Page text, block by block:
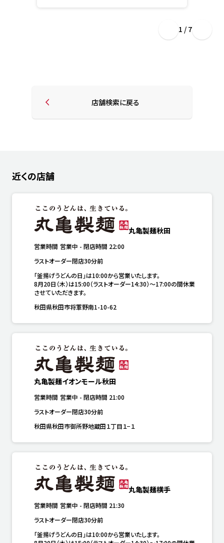
1 / 7
店舗検索に戻る
近くの店舗
丸亀製麺秋田
営業時間 営業中 - 閉店時間 22:00
ラストオーダー閉店30分前
「釜揚げうどんの日」は10:00から営業いたします。
8月20日（木）は15:00（ラストオーダー14:30）～17:00の間休業
させていただきます。
秋田県秋田市将軍野南1-10-62
丸亀製麺イオンモール秋田
営業時間 営業中 - 閉店時間 21:00
ラストオーダー閉店30分前
秋田県秋田市御所野地蔵田１丁目１−１
丸亀製麺横手
営業時間 営業中 - 閉店時間 21:30
ラストオーダー閉店30分前
「釜揚げうどんの日」は10:00から営業いたします。